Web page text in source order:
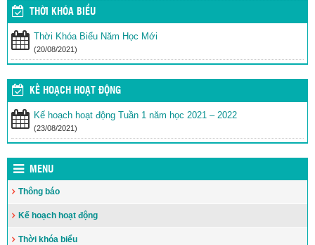
THỜI KHÓA BIỂU
Thời Khóa Biểu Năm Học Mới
(20/08/2021)
KẾ HOẠCH HOẠT ĐỘNG
Kế hoạch hoạt động Tuần 1 năm học 2021 – 2022
(23/08/2021)
MENU
Thông báo
Kế hoạch hoạt động
Thời khóa biểu